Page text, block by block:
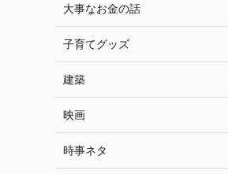
大事なお金の話
子育てグッズ
建築
映画
時事ネタ